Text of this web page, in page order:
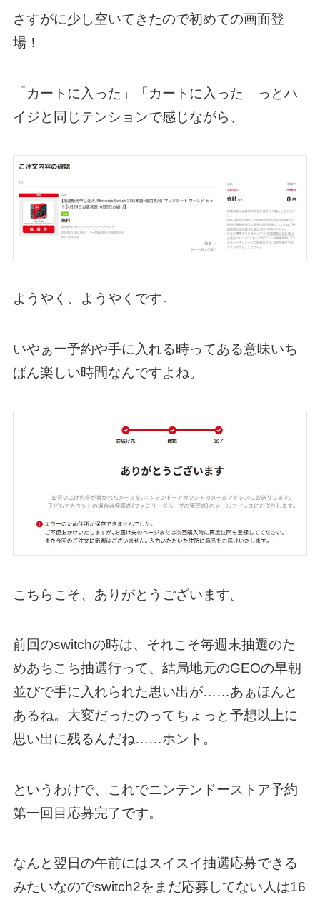
さすがに少し空いてきたので初めての画面登
場！
「カートに入った」「カートに入った」っとハ
イジと同じテンションで感じながら、
ようやく、ようやくです。
いやぁー予約や手に入れる時ってある意味いち
ばん楽しい時間なんですよね。
こちらこそ、ありがとうございます。
前回のswitchの時は、それこそ毎週末抽選のた
めあちこち抽選行って、結局地元のGEOの早朝
並びで手に入れられた思い出が……あぁほんと
あるね。大変だったのってちょっと予想以上に
思い出に残るんだね……ホント。
というわけで、これでニンテンドーストア予約
第一回目応募完了です。
なんと翌日の午前にはスイスイ抽選応募できる
みたいなのでswitch2をまだ応募してない人は16